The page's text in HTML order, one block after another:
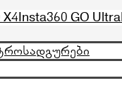
Insta360 GO Ultra